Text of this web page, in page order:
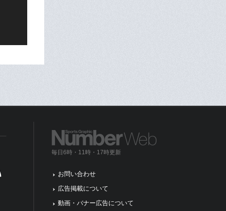
毎日6時・11時・17時更新
お問い合わせ
広告掲載について
動画・バナー広告について